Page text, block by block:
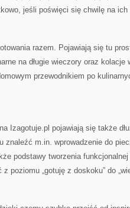
jeśli poświęci się chwilę na ich
razem. Pojawiają się tu
na długie wieczory oraz
przewodnikiem po
Izagotuje.pl pojawiają się także
znaleźć m.in. wprowadzenie do
podstawy tworzenia
poziomu „gotuję z doskoku” do